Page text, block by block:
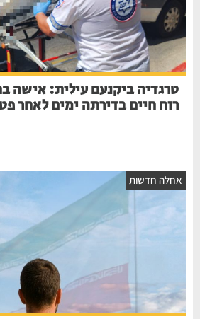
רוח חיים בדירתה ימים לאחר
אחלה חדשות